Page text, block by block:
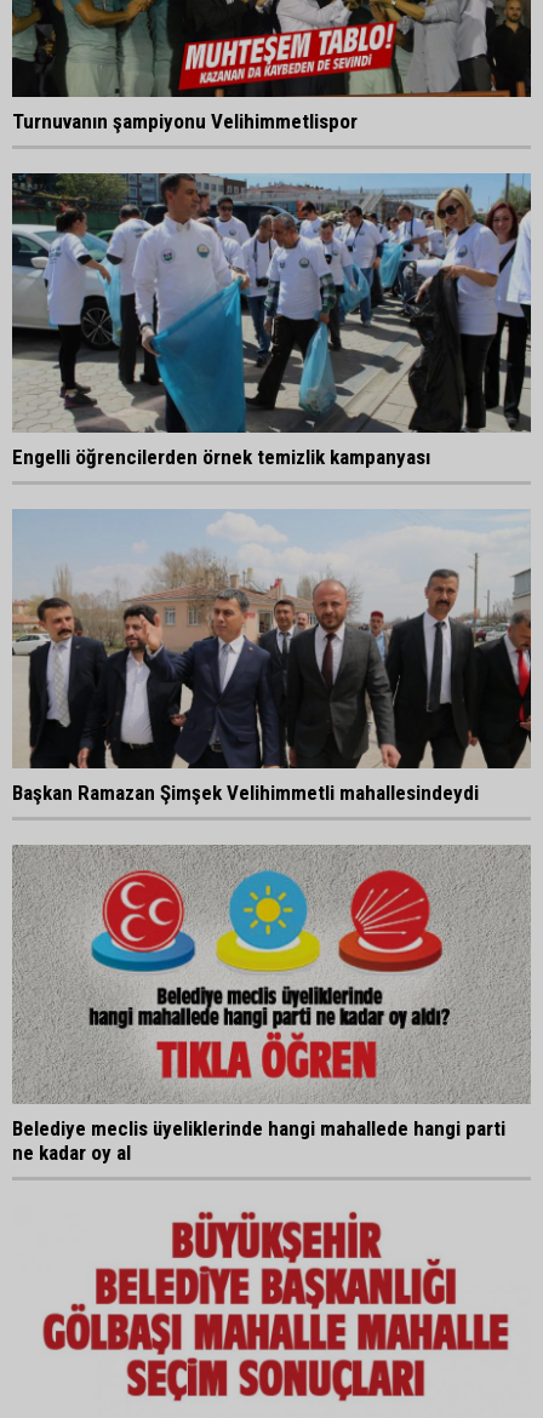
Turnuvanın şampiyonu Velihimmetlispor
Engelli öğrencilerden örnek temizlik kampanyası
Başkan Ramazan Şimşek Velihimmetli mahallesindeydi
Belediye meclis üyeliklerinde hangi mahallede hangi parti
ne kadar oy al